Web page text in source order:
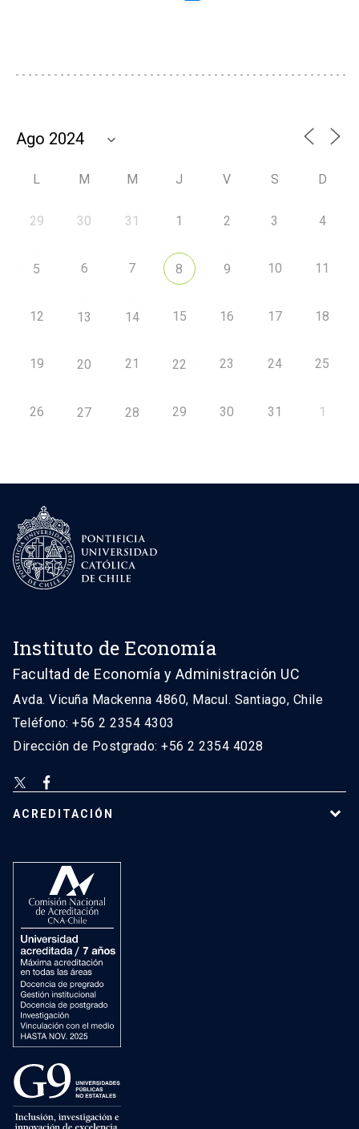
L M M J V S D
29 30 31 1 2 3 4
5 6 7 8 9 10 11
12 13 14 15 16 17 18
19 20 21 22 23 24 25
26 27 28 29 30 31 1
Instituto de Economía
Facultad de Economía y Administración UC
Avda. Vicuña Mackenna 4860, Macul. Santiago, Chile
Teléfono: +56 2 2354 4303
Dirección de Postgrado: +56 2 2354 4028
ACREDITACIÓN